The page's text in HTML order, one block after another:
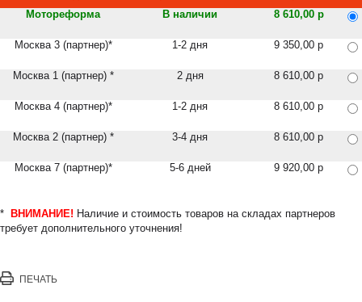
Мотореформа
В наличии 8 610,00 р
Москва 3 (партнер)* 1-2 дня 9 350,00 р
Москва 1 (партнер) * 2 дня 8 610,00 р
Москва 4 (партнер)* 1-2 дня 8 610,00 р
Москва 2 (партнер) * 3-4 дня 8 610,00 р
Москва 7 (партнер)* 5-6 дней 9 920,00 р
* ВНИМАНИЕ! Наличие и стоимость товаров на складах партнеров
требует дополнительного уточнения!
ПЕЧАТЬ